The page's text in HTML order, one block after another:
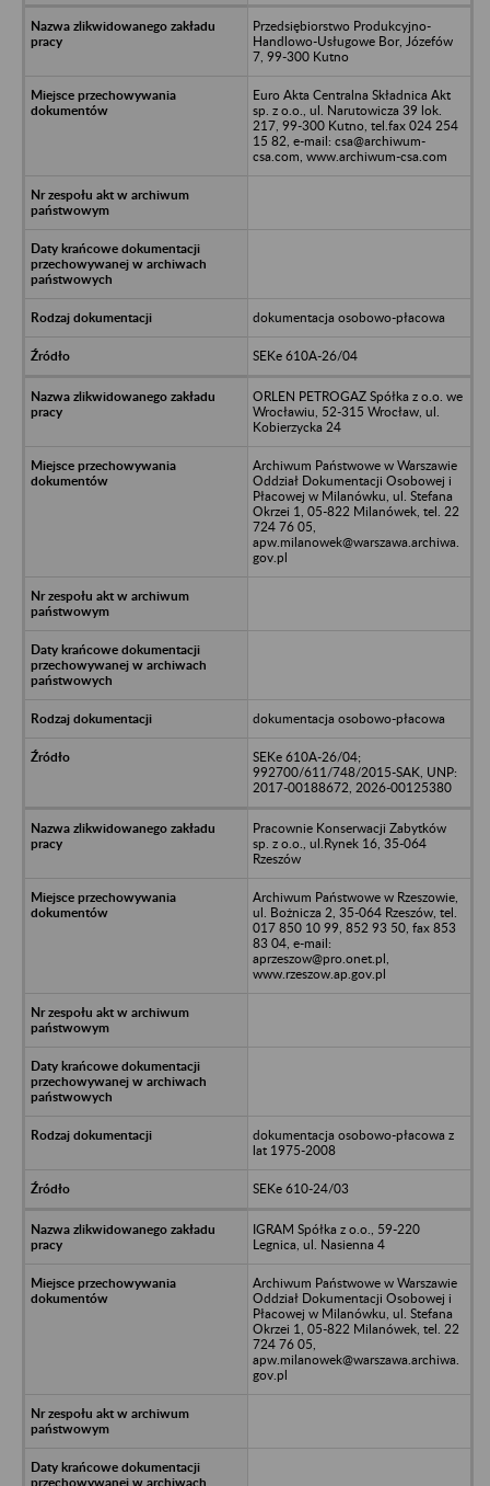
Przedsiębiorstwo Produkcyjno-
Handlowo-Usługowe Bor, Józefów
7, 99-300 Kutno
Euro Akta Centralna Składnica Akt
sp. z o.o., ul. Narutowicza 39 lok.
217, 99-300 Kutno, tel.fax 024 254
15 82, e-mail: csa@archiwum-
csa.com, www.archiwum-csa.com
dokumentacja osobowo-płacowa
SEKe 610A-26/04
ORLEN PETROGAZ Spółka z o.o. we
Wrocławiu, 52-315 Wrocław, ul.
Kobierzycka 24
Archiwum Państwowe w Warszawie
Oddział Dokumentacji Osobowej i
Płacowej w Milanówku, ul. Stefana
Okrzei 1, 05-822 Milanówek, tel. 22
724 76 05,
apw.milanowek@warszawa.archiwa.
gov.pl
dokumentacja osobowo-płacowa
SEKe 610A-26/04;
992700/611/748/2015-SAK, UNP:
2017-00188672, 2026-00125380
Pracownie Konserwacji Zabytków
sp. z o.o., ul.Rynek 16, 35-064
Rzeszów
Archiwum Państwowe w Rzeszowie,
ul. Bożnicza 2, 35-064 Rzeszów, tel.
017 850 10 99, 852 93 50, fax 853
83 04, e-mail:
aprzeszow@pro.onet.pl,
www.rzeszow.ap.gov.pl
dokumentacja osobowo-płacowa z
lat 1975-2008
SEKe 610-24/03
IGRAM Spółka z o.o., 59-220
Legnica, ul. Nasienna 4
Archiwum Państwowe w Warszawie
Oddział Dokumentacji Osobowej i
Płacowej w Milanówku, ul. Stefana
Okrzei 1, 05-822 Milanówek, tel. 22
724 76 05,
apw.milanowek@warszawa.archiwa.
gov.pl